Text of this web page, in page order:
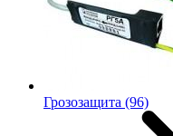
Грозозащита (96)